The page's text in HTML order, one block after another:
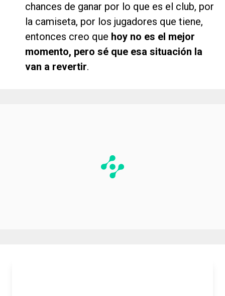
chances de ganar por lo que es el club, por
la camiseta, por los jugadores que tiene,
entonces creo que hoy no es el mejor
momento, pero sé que esa situación la
van a revertir.